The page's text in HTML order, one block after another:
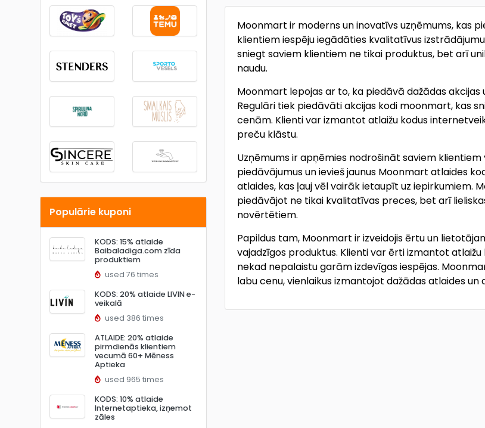
Populārie kuponi
KODS: 15% atlaide
Baibaladiga.com zīda
produktiem
used 76 times
KODS: 20% atlaide LIVIN e-
veikalā
used 386 times
ATLAIDE: 20% atlaide
pirmdienās klientiem
vecumā 60+ Mēness
Aptieka
used 965 times
KODS: 10% atlaide
Internetaptieka, izņemot
zāles
Moonmart ir moderns un inovatīvs uzņēmums, kas
klientiem iespēju iegādāties kvalitatīvus
sniegt saviem klientiem ne tikai produktus, bet arī
naudu.
Moonmart lepojas ar to, ka piedāvā dažādas akcijas
Regulāri tiek piedāvāti akcijas kodi moonmart, kas
cenām. Klienti var izmantot atlaižu kodus
preču klāstu.
Uzņēmums ir apņēmies nodrošināt saviem
piedāvājumus un ievieš jaunus Moonmart atlaides
atlaides, kas ļauj vēl vairāk ietaupīt uz iepirkumiem.
piedāvājot ne tikai kvalitatīvas preces, bet arī
novērtētiem.
Papildus tam, Moonmart ir izveidojis ērtu un
vajadzīgos produktus. Klienti var ērti izmantot
nekad nepalaistu garām izdevīgas iespējas.
labu cenu, vienlaikus izmantojot dažādas atlaides